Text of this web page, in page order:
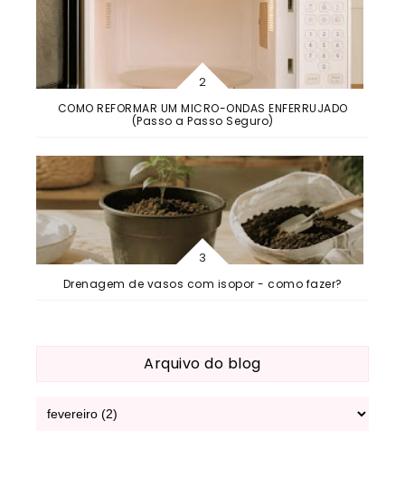
COMO REFORMAR UM MICRO-ONDAS ENFERRUJADO
(Passo a Passo Seguro)
Drenagem de vasos com isopor - como fazer?
Arquivo do blog